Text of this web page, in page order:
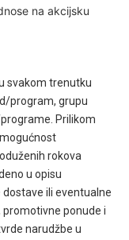
na akcijsku
svakom trenutku
program, grupu
Prilikom
rokova
u opisu
ili eventualne
promotivne ponude i
narudžbe u